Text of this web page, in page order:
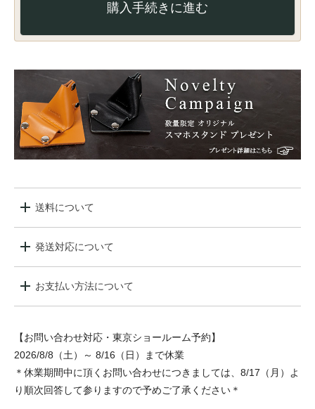
購入手続きに進む
送料について
発送対応について
お支払い方法について
【お問い合わせ対応・東京ショールーム予約】
2026/8/8（土）～ 8/16（日）まで休業
＊休業期間中に頂くお問い合わせにつきましては、8/17（月）よ
り順次回答して参りますので予めご了承ください＊